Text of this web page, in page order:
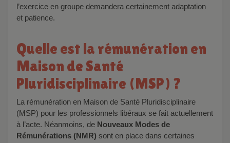
l’exercice en groupe demandera certainement adaptation
et patience.
Quelle est la rémunération en
Maison de Santé
Pluridisciplinaire (MSP) ?
La rémunération en Maison de Santé Pluridisciplinaire
(MSP) pour les professionnels libéraux se fait actuellement
à l’acte. Néanmoins, de Nouveaux Modes de
Rémunérations (NMR) sont en place dans certaines